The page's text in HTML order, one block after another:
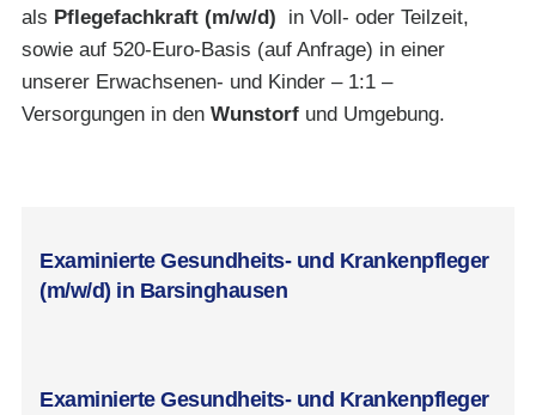
als Pflegefachkraft (m/w/d) in Voll- oder Teilzeit,
sowie auf 520-Euro-Basis (auf Anfrage) in einer
unserer Erwachsenen- und Kinder – 1:1 –
Versorgungen in den Wunstorf und Umgebung.
Examinierte Gesundheits- und Krankenpfleger
(m/w/d) in Barsinghausen
Examinierte Gesundheits- und Krankenpfleger